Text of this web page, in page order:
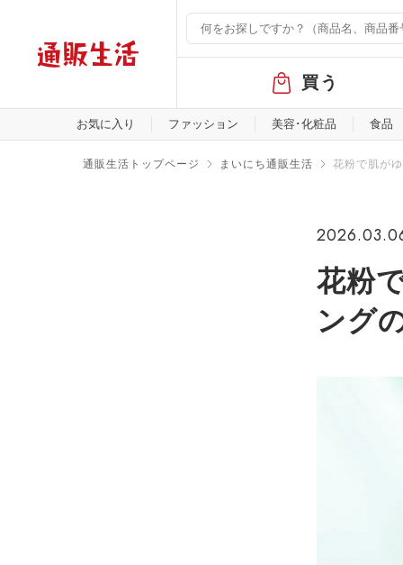
バ
ル
メ
買う
お気に入り ファッション 美容･化粧品 食品
通販生活トップページ まいにち通販生活 花粉で肌が
花粉
ング